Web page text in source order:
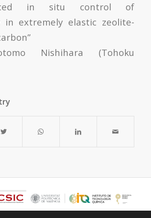
in situ control of
in extremely elastic zeolite-
Nishihara (Tohoku